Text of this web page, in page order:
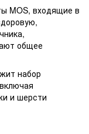
MOS, входящие в
общее
набор
и шерсти